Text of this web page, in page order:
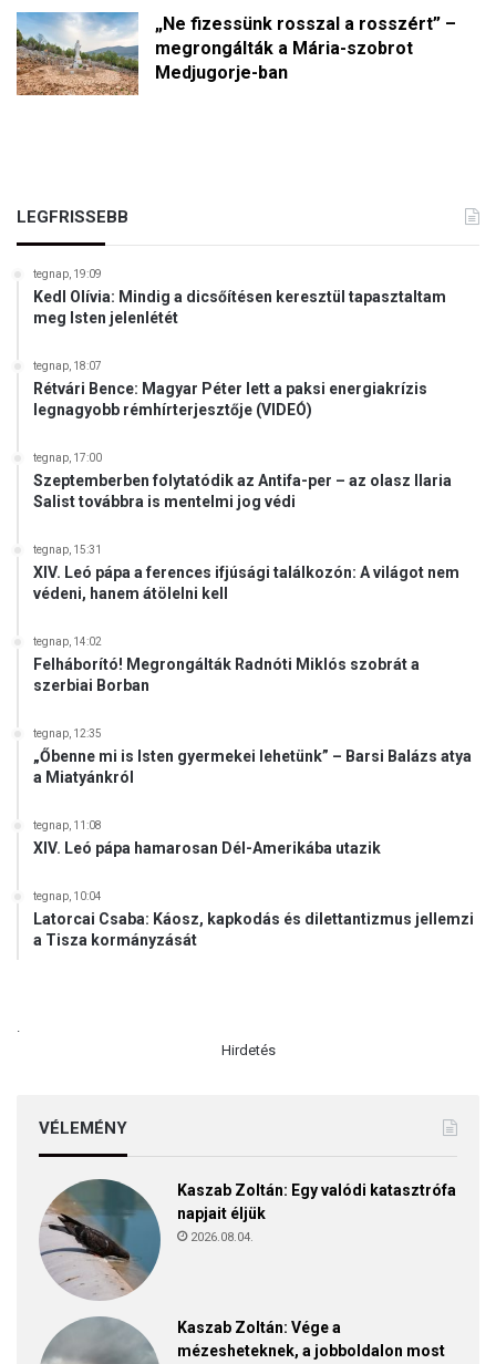
„Ne fizessünk rosszal a rosszért” –
megrongálták a Mária-szobrot
Medjugorje-ban
LEGFRISSEBB
tegnap, 19:09
Kedl Olívia: Mindig a dicsőítésen keresztül tapasztaltam
meg Isten jelenlétét
tegnap, 18:07
Rétvári Bence: Magyar Péter lett a paksi energiakrízis
legnagyobb rémhírterjesztője (VIDEÓ)
tegnap, 17:00
Szeptemberben folytatódik az Antifa-per – az olasz Ilaria
Salist továbbra is mentelmi jog védi
tegnap, 15:31
XIV. Leó pápa a ferences ifjúsági találkozón: A világot nem
védeni, hanem átölelni kell
tegnap, 14:02
Felháborító! Megrongálták Radnóti Miklós szobrát a
szerbiai Borban
tegnap, 12:35
„Őbenne mi is Isten gyermekei lehetünk” – Barsi Balázs atya
a Miatyánkról
tegnap, 11:08
XIV. Leó pápa hamarosan Dél-Amerikába utazik
tegnap, 10:04
Latorcai Csaba: Káosz, kapkodás és dilettantizmus jellemzi
a Tisza kormányzását
.
Hirdetés
VÉLEMÉNY
Kaszab Zoltán: Egy valódi katasztrófa
napjait éljük
2026.08.04.
Kaszab Zoltán: Vége a
mézesheteknek, a jobboldalon most